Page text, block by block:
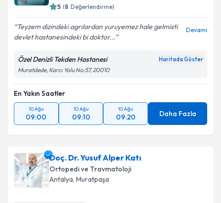
5 (8 Değerlendirme)
Teyzem dizindeki agrılardan yuruyemez hale gelmisti
devlet hastanesindeki bi doktor...
Devamı
Özel Denizli Tekden Hastanesi Haritada Göster
Muratdede, Karcı Yolu No:57, 20010
En Yakın Saatler
10 Ağu
09:00
10 Ağu
09:10
10 Ağu
09:20 Daha Fazla
Doç. Dr. Yusuf Alper Katı
Ortopedi ve Travmatoloji
Antalya, Muratpaşa